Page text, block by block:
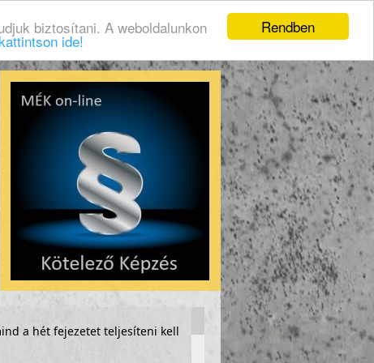
Rendben
biztosítani. A weboldalunkon
ide!
a hét fejezetet teljesíteni kell